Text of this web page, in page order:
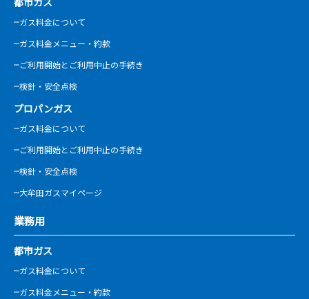
都市ガス
ガス料金について
ガス料金メニュー・約款
ご利用開始とご利用中止の手続き
検針・安全点検
プロパンガス
ガス料金について
ご利用開始とご利用中止の手続き
検針・安全点検
大牟田ガスマイページ
業務用
都市ガス
ガス料金について
ガス料金メニュー・約款